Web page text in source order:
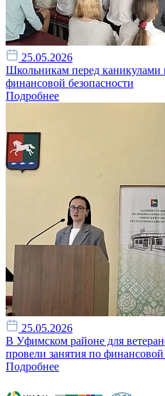
25.05.2026
Школьникам перед каникулами
финансовой безопасности
Подробнее
25.05.2026
В Уфимском районе для
провели занятия по
Подробнее